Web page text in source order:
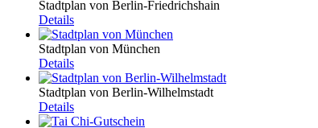
Stadtplan von Berlin-Friedrichshain
Details
Stadtplan von München
Details
Stadtplan von Berlin-Wilhelmstadt
Details